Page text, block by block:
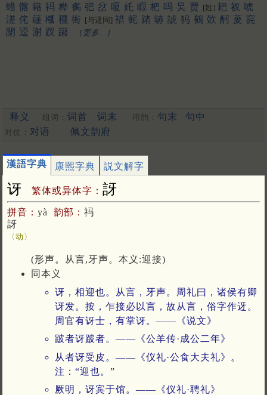
蜡 髂 籍 祃 桦 䏑 弝 岔 嗄 奼 睱 杷 吗 㕦 贾 [姓] 耙 衩 唬
溠 侘 䕢 槬 䆉 衙 [与迓同] 䄍 䖳 踷 哧 諕 犸 鵺 㰳 酠 蓌 䆛
閕 䢝 㴬 䟕 躤 [更多…]
释义 组词： 词首 词末 用韵： 句末 句中
对仗： 对语 佩文韵府
漢語字典 康熙字典 説文解字
讶 繁体或异体字： 訝
拼音： yà 韵部： 祃
訝
〈动〉
(形声。从言,牙声。本义:迎接)
同本义
讶，相迎也。从言，牙声。周礼曰，诸侯有卿
讶发。按，乍接必以言，故从言，俗字作迓。
周官有讶士，有掌讶。——《说文》
跛者讶跛者。——《公羊传·成公二年》
从者讶受皮。——《仪礼·公食大夫礼》。
注：“迎也。”
厥明，讶宾于馆。——《仪礼·聘礼》